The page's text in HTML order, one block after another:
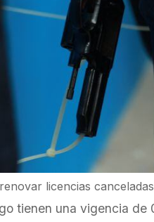
licencias
tienen una vigencia